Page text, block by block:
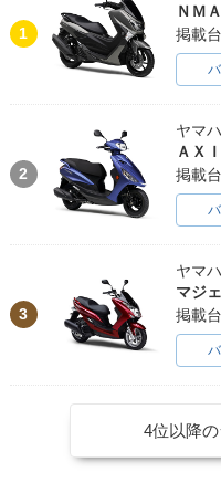
1
ＮＭ
掲載
2
ヤマハ
ＡＸ
掲載
3
ヤマハ
マジ
掲載
4位以降